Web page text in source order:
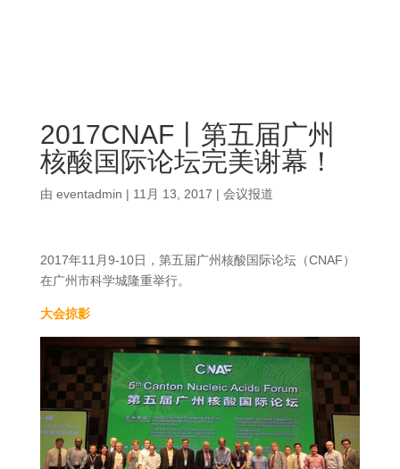
2017CNAF丨第五届广州
核酸国际论坛完美谢幕！
由 eventadmin | 11月 13, 2017 | 会议报道
2017年11月9-10日，第五届广州核酸国际论坛（CNAF）
在广州市科学城隆重举行。
大会掠影